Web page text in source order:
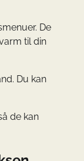
De
til din
Du kan
de kan